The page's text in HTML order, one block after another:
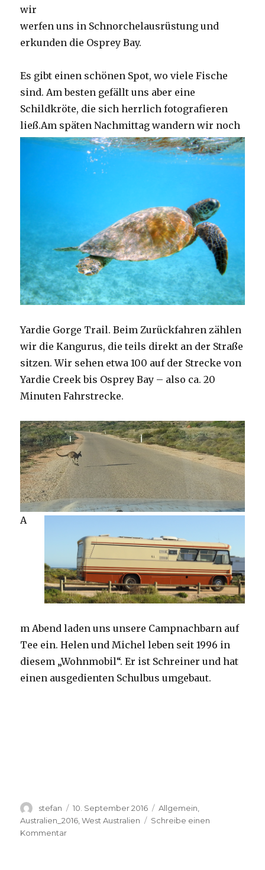
wir
werfen uns in Schnorchelausrüstung und
erkunden die Osprey Bay.
Es gibt einen schönen Spot, wo viele Fische
sind. Am besten gefällt uns aber eine
Schildkröte, die sich herrlich fotografieren
ließ.Am späten Nachmittag wandern wir noch
Yardie Gorge Trail. Beim Zurückfahren zählen
wir die Kangurus, die teils direkt an der Straße
sitzen. Wir sehen etwa 100 auf der Strecke von
Yardie Creek bis Osprey Bay – also ca. 20
Minuten Fahrstrecke.
A
m Abend laden uns unsere Campnachbarn auf
Tee ein. Helen und Michel leben seit 1996 in
diesem „Wohnmobil“. Er ist Schreiner und hat
einen ausgedienten Schulbus umgebaut.
Autor
stefan
Veröffentlicht
am
10. September 2016 Kategorien
Allgemein
Australien_2016 ,West Australien
Schreibe einen
Kommentarzu